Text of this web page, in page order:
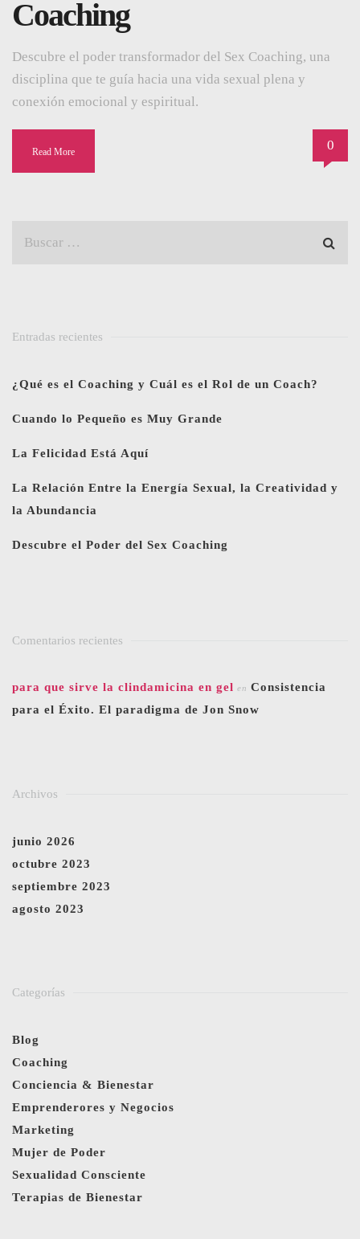
Coaching
Descubre el poder transformador del Sex Coaching, una
disciplina que te guía hacia una vida sexual plena y
conexión emocional y espiritual.
Read More 0
Entradas recientes
¿Qué es el Coaching y Cuál es el Rol de un Coach?
Cuando lo Pequeño es Muy Grande
La Felicidad Está Aquí
La Relación Entre la Energía Sexual, la Creatividad y
la Abundancia
Descubre el Poder del Sex Coaching
Comentarios recientes
para que sirve la clindamicina en gel en Consistencia
para el Éxito. El paradigma de Jon Snow
Archivos
junio 2026
octubre 2023
septiembre 2023
agosto 2023
Categorías
Blog
Coaching
Conciencia & Bienestar
Emprenderores y Negocios
Marketing
Mujer de Poder
Sexualidad Consciente
Terapias de Bienestar